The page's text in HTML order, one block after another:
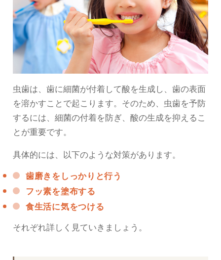
虫歯は、歯に細菌が付着して酸を生成し、歯の表面
を溶かすことで起こります。そのため、虫歯を予防
するには、細菌の付着を防ぎ、酸の生成を抑えるこ
とが重要です。
具体的には、以下のような対策があります。
歯磨きをしっかりと行う
フッ素を塗布する
食生活に気をつける
それぞれ詳しく見ていきましょう。